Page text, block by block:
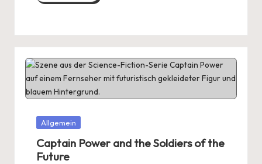
Posted
Allgemein
Captain Power and the Soldiers of the
Future